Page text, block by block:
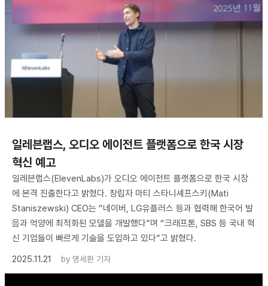
일레븐랩스, 오디오 에이전트 플랫폼으로 한국 시장
혁신 예고
일레븐랩스(ElevenLabs)가 오디오 에이전트 플랫폼으로 한국 시장
에 본격 진출한다고 밝혔다. 창립자 마티 스타니셰프스키(Mati
Staniszewski) CEO는 “네이버, LG유플러스 등과 협력해 한국어 발
음과 억양에 최적화된 모델을 개발했다”며 “크래프톤, SBS 등 국내 혁
신 기업들이 빠르게 기술을 도입하고 있다”고 밝혔다.
2025.11.21
by 명세환 기자